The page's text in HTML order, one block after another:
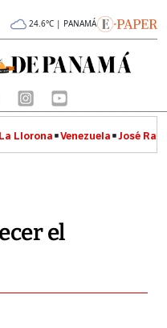
24.6°C | PANAMÁ
La Llorona Venezuela José
el